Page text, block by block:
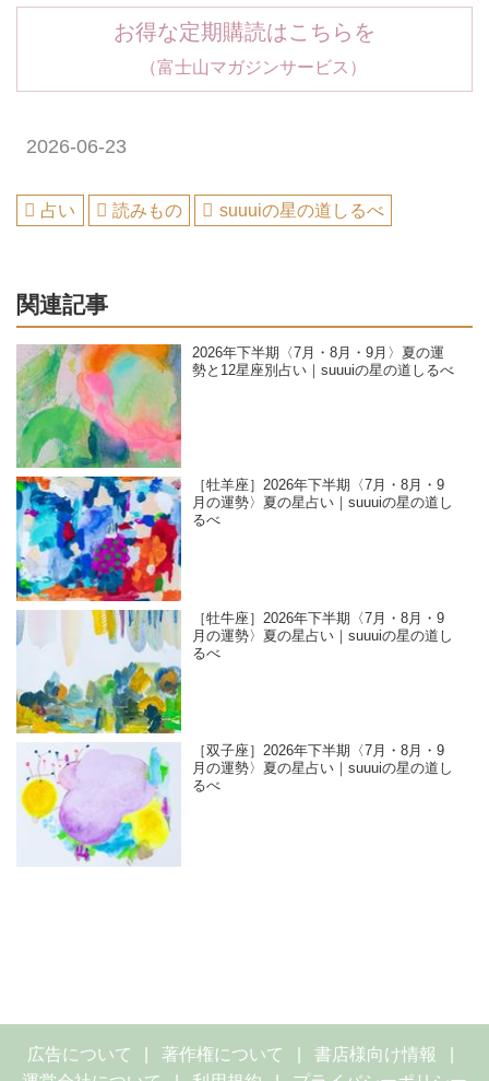
お得な定期購読はこちらを
（富士山マガジンサービス）
2026-06-23
占い 読みもの suuuiの星の道しるべ
関連記事
2026年下半期〈7月・8月・9月〉夏の運
勢と12星座別占い｜suuuiの星の道しるべ
［牡羊座］2026年下半期〈7月・8月・9
月の運勢〉夏の星占い｜suuuiの星の道し
るべ
［牡牛座］2026年下半期〈7月・8月・9
月の運勢〉夏の星占い｜suuuiの星の道し
るべ
［双子座］2026年下半期〈7月・8月・9
月の運勢〉夏の星占い｜suuuiの星の道し
るべ
広告について 著作権について
書店様向け情報